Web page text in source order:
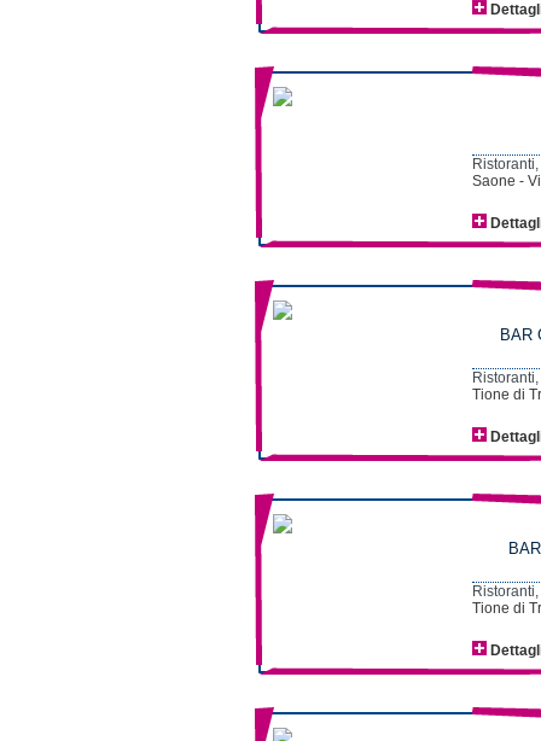
Saone -
BAR
Tione di
Tione di